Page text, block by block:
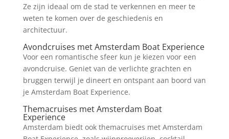
Ze zijn ideaal om de stad te verkennen en meer te
weten te komen over de geschiedenis en
architectuur.
Avondcruises met Amsterdam Boat Experience
Voor een romantische sfeer kun je kiezen voor een
avondcruise. Geniet van de verlichte grachten en
bruggen terwijl je dineert en ontspant aan boord van
je Amsterdam Boat Experience.
Themacruises met Amsterdam Boat
Experience
Amsterdam biedt ook themacruises met Amsterdam